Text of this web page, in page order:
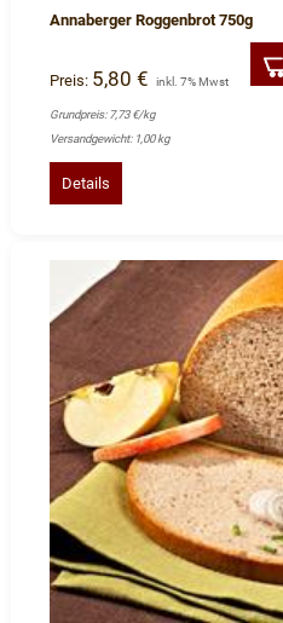
Annaberger Roggenbrot 750g
Preis: 5,80 € inkl. 7% Mwst
Grundpreis: 7,73 €/kg
Versandgewicht: 1,00 kg
Details